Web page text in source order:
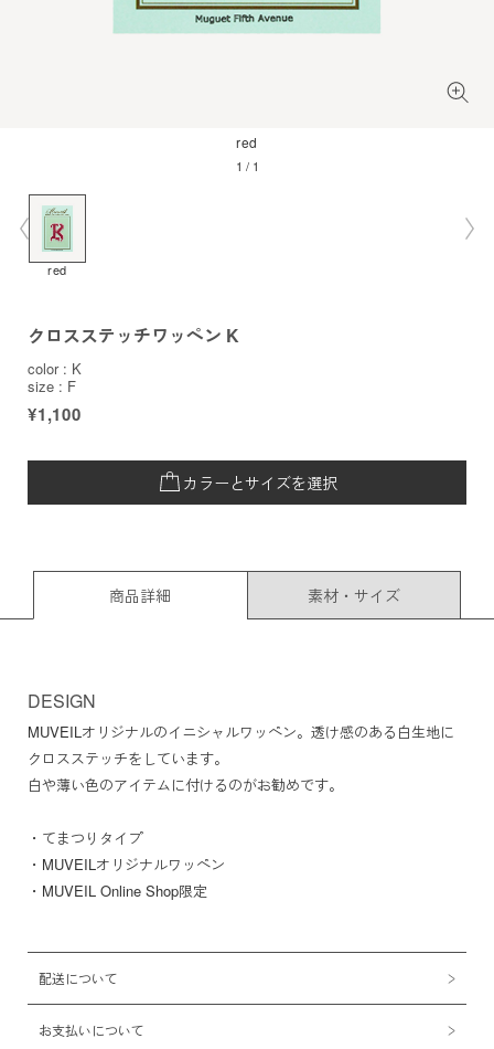
red
red
1 / 1
クロスステッチワッペン K
color : K
size : F
¥1,100
カラーとサイズを選択
商品詳細 素材・サイズ
DESIGN
MUVEILオリジナルのイニシャルワッペン。透け感のある白生地に
クロスステッチをしています。
白や薄い色のアイテムに付けるのがお勧めです。
・てまつりタイプ
・MUVEILオリジナルワッペン
・MUVEIL Online Shop限定
配送について
お支払いについて